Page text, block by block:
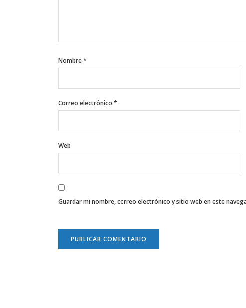
Nombre*
Correo electrónico *
Web
Guardar mi nombre, correo electrónico y sitio web en este